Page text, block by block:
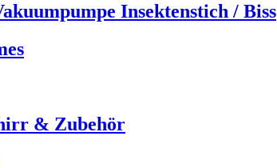
Insektenstich / Biss
& Zubehör